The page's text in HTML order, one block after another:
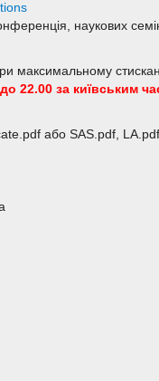
наукових
максимальному
до 22.00 за київським
або SAS.pdf,